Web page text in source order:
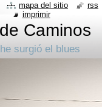
Caminos
surgió el blues
mapa del sitio
rss
imprimir